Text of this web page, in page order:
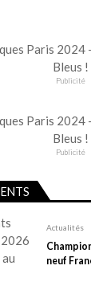
Publicité
Publicité
Actualités
neuf